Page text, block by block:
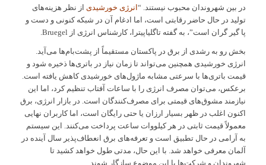
در بین شهروندان محبوب نیستند. “انرژی خورشیدی از نظر هزینه‌های
تولید در حال حاضر رقابتی است، اما ادغام آن در شبکه کنونی و دست و
پا گیر گران است”، به گفته تاگلیاپیترا، کارشناس انرژی از Bruegel.
بخش رو به رشدی از برق در پاکستان مستقیماً از پشت‌بام‌ها می‌آید.
انرژی خورشیدی همچنین می‌تواند تا زمان نیاز در باتری‌ها ذخیره شود و
قیمت باتری‌ها با سرعتی مشابه ماژول‌های خورشیدی کاهش یافته است.
برعکس، می‌توان مصرف انرژی را با ساعات آفتاب تنظیم کرد، اما این
نیازمند مشوق‌های قیمتی برای مصرف‌کنندگان است. در بازار انرژی، برق
اکنون اغلب در ظهر بسیار ارزان یا حتی رایگان است، اما کاربران نهایی
معمولاً قیمت ثابتی در هر کیلووات ساعت پرداخت می‌کنند. این سیستم
به آرامی در حال تطبیق است و تعرفه‌های برق انعطاف‌پذیر سال آینده در
آلمان معرفی خواهد شد. با این حال، مدتی طول خواهد کشید تا
شهروندان و شرکت‌ها با این موضوع سازگار شوند.